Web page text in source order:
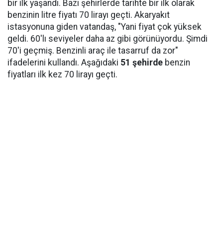
bir ilk yaşandı. Bazı şehirlerde tarihte bir ilk olarak
benzinin litre fiyatı 70 lirayı geçti. Akaryakıt
istasyonuna giden vatandaş, "Yani fiyat çok yüksek
geldi. 60'lı seviyeler daha az gibi görünüyordu. Şimdi
70'i geçmiş. Benzinli araç ile tasarruf da zor"
ifadelerini kullandı. Aşağıdaki 51 şehirde benzin
fiyatları ilk kez 70 lirayı geçti.